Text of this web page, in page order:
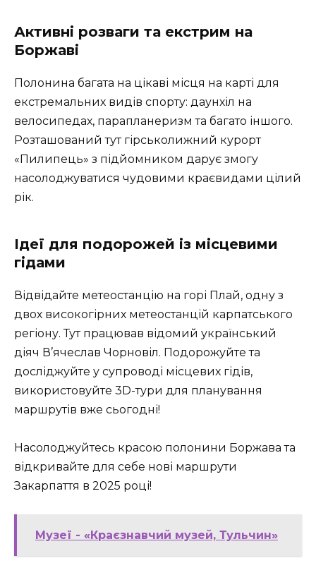
Активні розваги та екстрим на
Боржаві
Полонина багата на цікаві місця на карті для
екстремальних видів спорту: даунхіл на
велосипедах, парапланеризм та багато іншого.
Розташований тут гірськолижний курорт
«Пилипець» з підйомником дарує змогу
насолоджуватися чудовими краєвидами цілий
рік.
Ідеї для подорожей із місцевими
гідами
Відвідайте метеостанцію на горі Плай, одну з
двох високогірних метеостанцій карпатського
регіону. Тут працював відомий український
діяч В’ячеслав Чорновіл. Подорожуйте та
досліджуйте у супроводі місцевих гідів,
використовуйте 3D-тури для планування
маршрутів вже сьогодні!
Насолоджуйтесь красою полонини Боржава та
відкривайте для себе нові маршрути
Закарпаття в 2025 році!
Музеї - «Краєзнавчий музей, Тульчин»